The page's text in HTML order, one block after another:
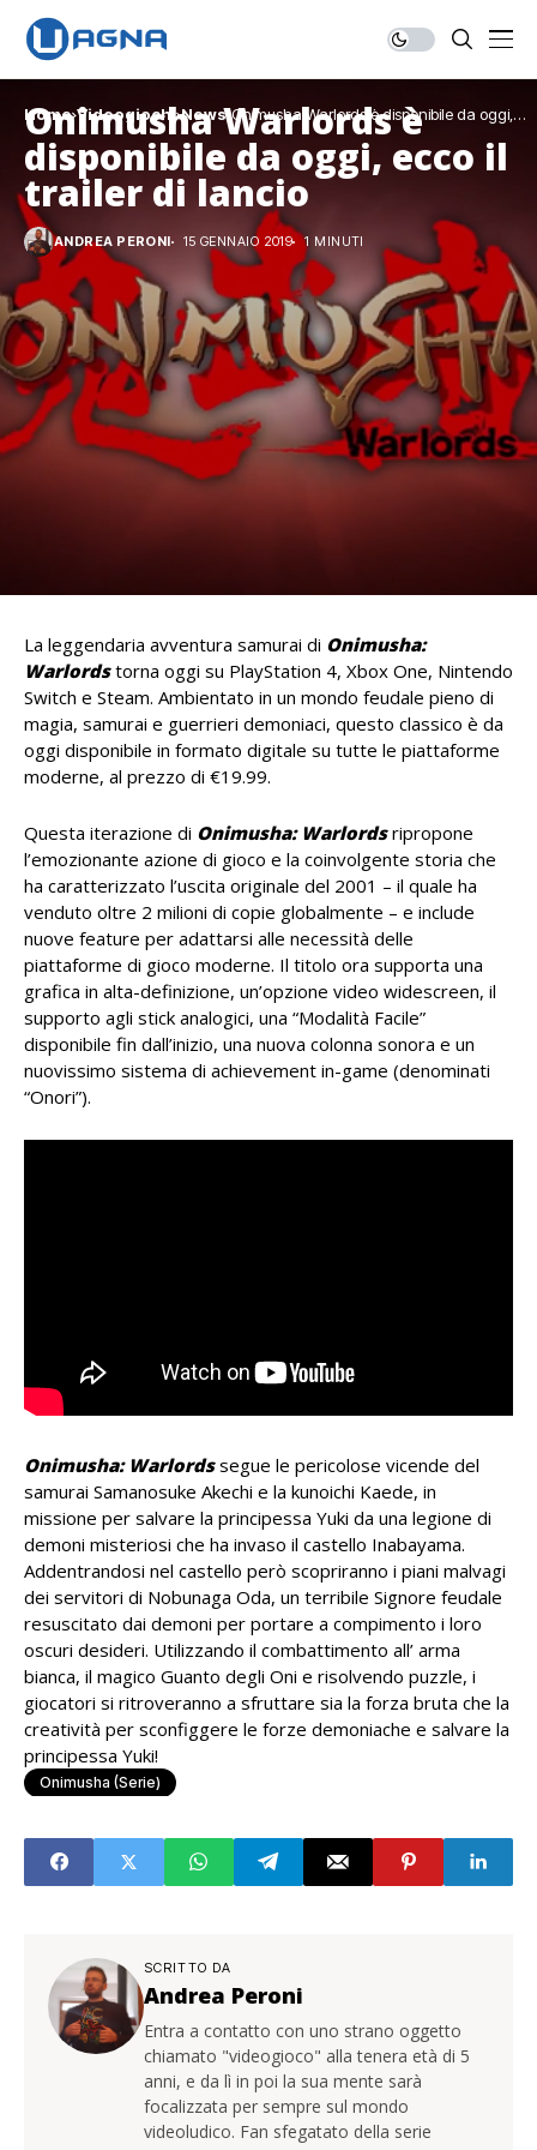
Home Videogiochi News Onimusha Warlords è disponibile da oggi,
ecco il trailer di lancio
Onimusha Warlords è
disponibile da oggi, ecco il
trailer di lancio
ANDREA PERONI 15 GENNAIO 2019 1 MINUTI
La leggendaria avventura samurai di Onimusha:
Warlordstorna oggi su PlayStation 4, Xbox One, Nintendo
Switch e Steam. Ambientato in un mondo feudale pieno di
magia, samurai e guerrieri demoniaci, questo classico è da
oggi disponibile in formato digitale su tutte le piattaforme
moderne, al prezzo di €19.99.
Questa iterazione di Onimusha: Warlordsripropone
l’emozionante azione di gioco e la coinvolgente storia che
ha caratterizzato l’uscita originale del 2001 – il quale ha
venduto oltre 2 milioni di copie globalmente – e include
nuove feature per adattarsi alle necessità delle
piattaforme di gioco moderne. Il titolo ora supporta una
grafica in alta-definizione, un’opzione video widescreen, il
supporto agli stick analogici, una “Modalità Facile”
disponibile fin dall’inizio, una nuova colonna sonora e un
nuovissimo sistema di achievement in-game (denominati
“Onori”).
Onimusha: Warlordssegue le pericolose vicende del
samurai Samanosuke Akechi e la kunoichi Kaede, in
missione per salvare la principessa Yuki da una legione di
demoni misteriosi che ha invaso il castello Inabayama.
Addentrandosi nel castello però scopriranno i piani malvagi
dei servitori di Nobunaga Oda, un terribile Signore feudale
resuscitato dai demoni per portare a compimento i loro
oscuri desideri. Utilizzando il combattimento all’ arma
bianca, il magico Guanto degli Oni e risolvendo puzzle, i
giocatori si ritroveranno a sfruttare sia la forza bruta che la
creatività per sconfiggere le forze demoniache e salvare la
principessa Yuki!
Onimusha (serie)
SCRITTO DA
Andrea Peroni
Entra a contatto con uno strano oggetto
chiamato "videogioco" alla tenera età di 5
anni, e da lì in poi la sua mente sarà
focalizzata per sempre sul mondo
videoludico. Fan sfegatato della serie